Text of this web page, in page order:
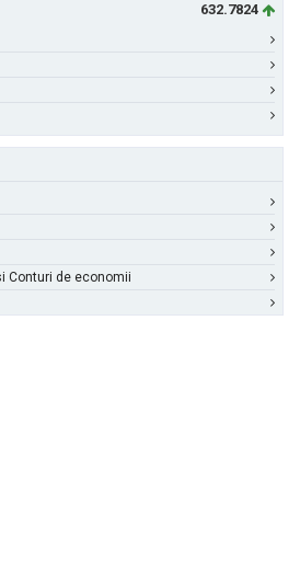
632.7824
Conturi de economii